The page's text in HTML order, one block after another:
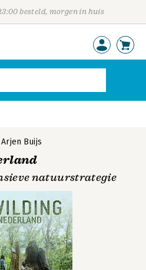
besteld, morgen in huis
Arjen Buijs
natuurstrategie